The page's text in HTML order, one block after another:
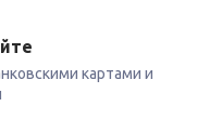
картами и